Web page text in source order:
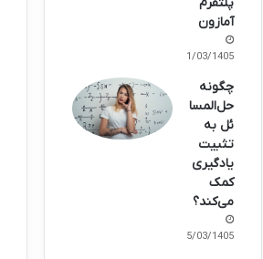
آمازون
21/03/1405
چگونه
حل‌المسا
ئل به
تثبیت
یادگیری
کمک
می‌کند؟
15/03/1405